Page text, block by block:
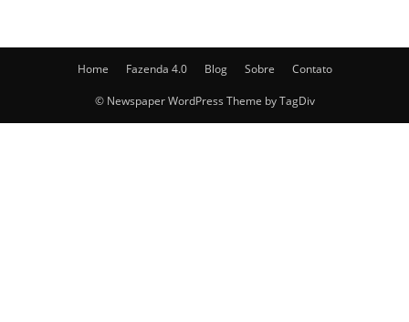
Home Fazenda 4.0 Blog Sobre Contato
© Newspaper WordPress Theme by TagDiv